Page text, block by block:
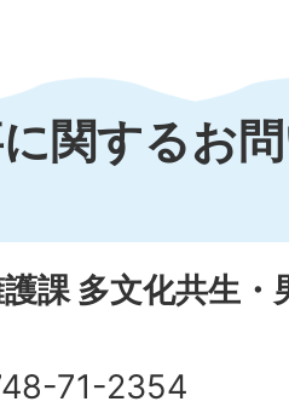
関するお
課 多文化共生・
71-2354